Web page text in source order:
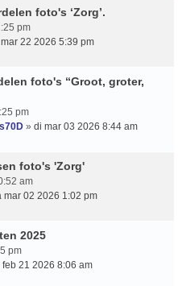
foto's ‘Zorg’.
pm
22 2026 5:39 pm
foto's “Groot, groter,
pm
» di mar 03 2026 8:44 am
foto's 'Zorg'
am
mar 02 2026 1:02 pm
2025
pm
feb 21 2026 8:06 am